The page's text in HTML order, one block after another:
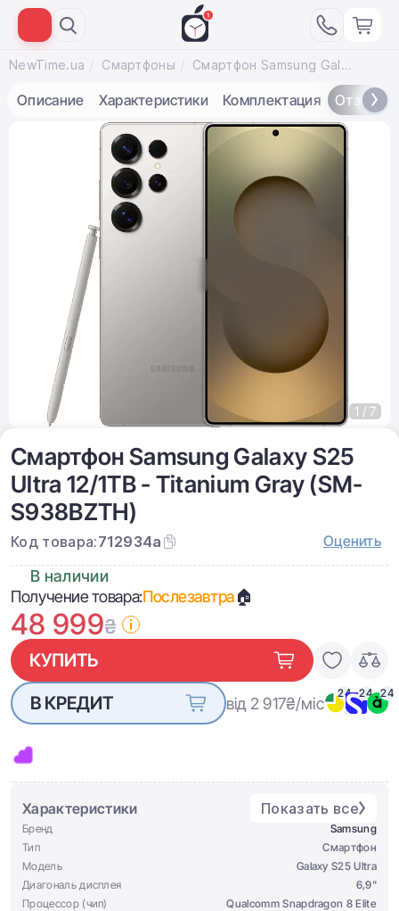
NewTime.ua Смартфоны Смартфон Samsung Galaxy S25 Ultra 12/1TB - Titanium Gray (SM-S938BZTH)
Описание Характеристики Комплектация Отзывы
Смартфон Samsung Galaxy S25
Ultra 12/1TB - Titanium Gray (SM-
S938BZTH)
Код товара:712934a Оценить
В наличии
Получение товара:Послезавтра🏠
48 999₴
КУПИТЬ
В КРЕДИТ
від 2 917₴/міс
24 24 24
Характеристики Показать все
Бренд
Samsung
Тип
Смартфон
Модель
Galaxy S25 Ultra
Диагональ дисплея
6,9"
Процессор (чип)
Qualcomm Snapdragon 8 Elite
1 / 7